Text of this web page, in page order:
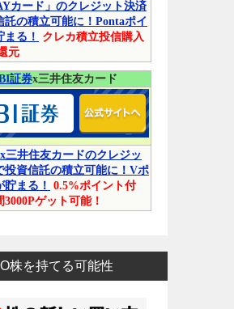
カード」のクレジット決済
託の積立可能に！Pontaポイ
まる！
クレカ積立投信購入
元
証券x三井住友カード
三井住友カードのクレジッ
投資信託の積立可能に！Vポ
貯まる！ 0.5%ポイント付
3000Pゲット可能！
株を持てる可能性